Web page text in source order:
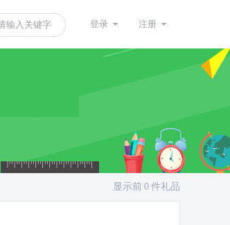
登录 注册
显示前 0 件礼品